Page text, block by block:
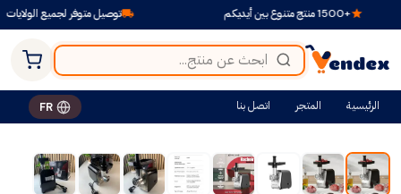
توصيل متوفر لجميع الولايات +1500 منتج متنوع بين أيديكم
الرئيسية المتجر اتصل بنا FR